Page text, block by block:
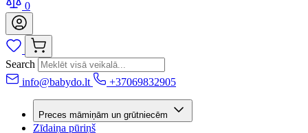
0
Search
info@babydo.lt
+37069832905
Preces māmiņām un grūtniecēm
Zīdaiņa pūriņš